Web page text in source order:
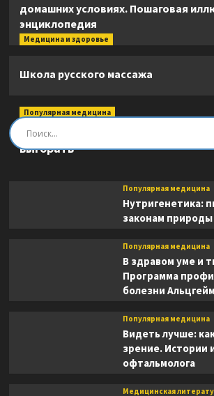
домашних условиях. Пошаговая
энциклопедия
Медицина и здоровье
Школа русского массажа
Популярная медицина
Быть врачом. Как помогать,
выгорать
Популярная медицина
Нутригенетика:
законам природы
Популярная медицина
В здравом уме и
Программа
болезни
Популярная медицина
Видеть лучше:
зрение. Истории
офтальмолога
Медицинская